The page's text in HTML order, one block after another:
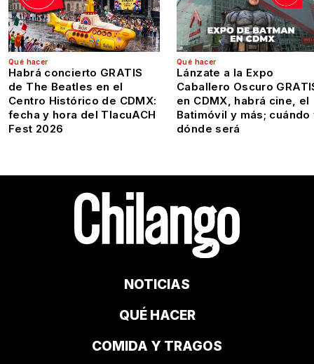
Qué hacer
Habrá concierto GRATIS
de The Beatles en el
Centro Histórico de CDMX:
fecha y hora del TlacuACH
Fest 2026
Qué hacer
Lánzate a la Expo
Caballero Oscuro
en CDMX, habrá cine, el
Batimóvil y más; cuándo
dónde será
NOTICIAS
QUÉ HACER
COMIDA Y TRAGOS